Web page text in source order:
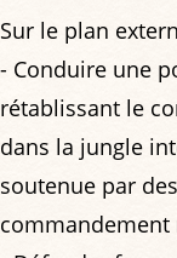
Sur le plan
- Conduire une
rétablissant le
dans la jungle
soutenue par
commandement